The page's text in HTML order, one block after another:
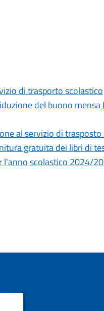
di trasporto scolastico
del buono mensa
al servizio di
gratuita dei libri di
l'anno scolastico 2024/